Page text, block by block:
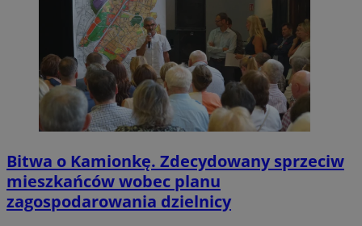
Bitwa o Kamionkę. Zdecydowany sprzeciw
mieszkańców wobec planu
zagospodarowania dzielnicy